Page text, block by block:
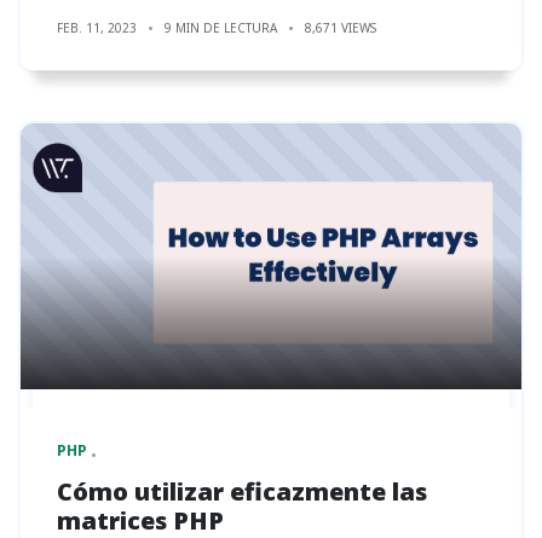
FEB. 11, 2023 9 MIN DE LECTURA 8,671 VIEWS
PHP
Cómo utilizar eficazmente las
matrices PHP